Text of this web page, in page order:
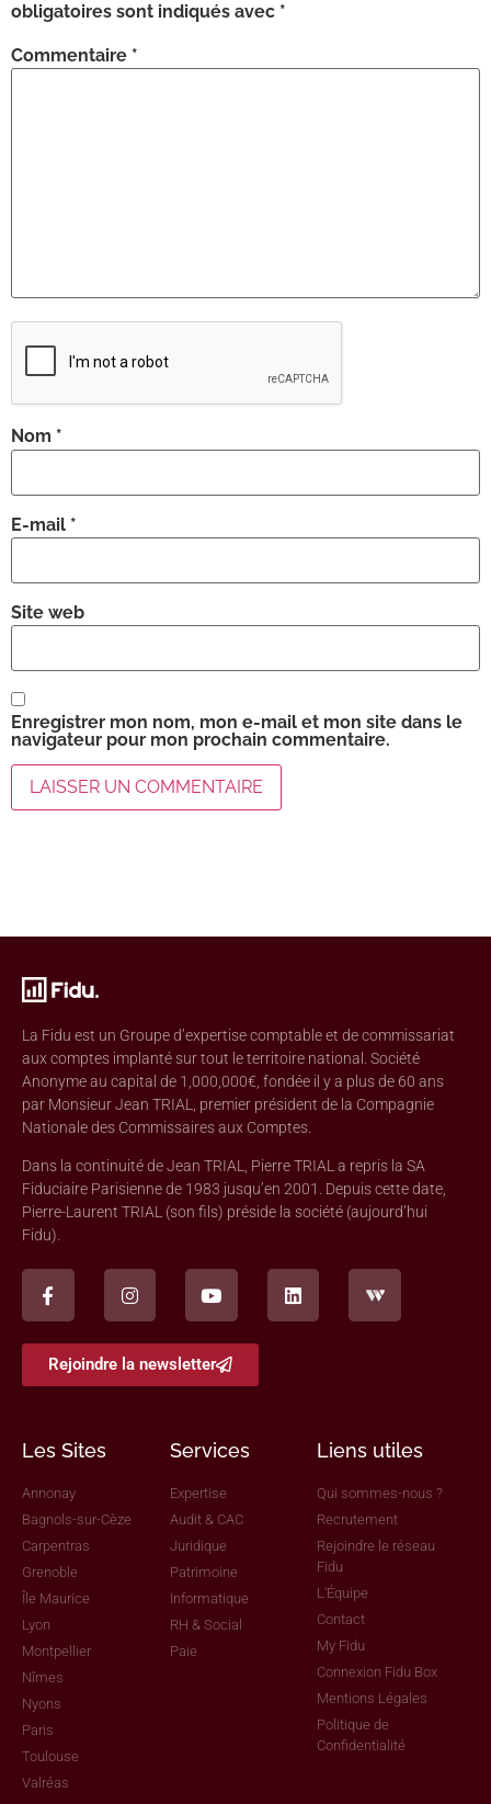
obligatoires sont indiqués avec *
Commentaire *
Nom *
E-mail *
Site web
Enregistrer mon nom, mon e-mail et mon site dans le
navigateur pour mon prochain commentaire.
La Fidu est un Groupe d’expertise comptable et de commissariat
aux comptes implanté sur tout le territoire national. Société
Anonyme au capital de 1,000,000€, fondée il y a plus de 60 ans
par Monsieur Jean TRIAL, premier président de la Compagnie
Nationale des Commissaires aux Comptes.
Dans la continuité de Jean TRIAL, Pierre TRIAL a repris la SA
Fiduciaire Parisienne de 1983 jusqu’en 2001. Depuis cette date,
Pierre-Laurent TRIAL (son fils) préside la société (aujourd’hui
Fidu).
Rejoindre la newsletter
Les Sites
Annonay
Bagnols-sur-Cèze
Carpentras
Grenoble
Île Maurice
Lyon
Montpellier
Nîmes
Nyons
Paris
Toulouse
Valréas
Services
Expertise
Audit & CAC
Juridique
Patrimoine
Informatique
RH & Social
Paie
Liens utiles
Qui sommes-nous ?
Recrutement
Rejoindre le réseau
Fidu
L'Équipe
Contact
My Fidu
Connexion Fidu Box
Mentions Légales
Politique de
Confidentialité